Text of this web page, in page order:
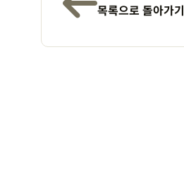
목록으로 돌아가기